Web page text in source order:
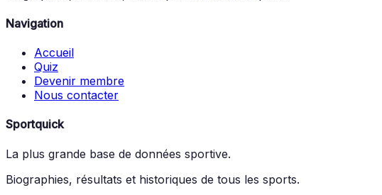
Navigation
Accueil
Quiz
Devenir membre
Nous contacter
Sportquick
La plus grande base de données sportive.
Biographies, résultats et historiques de tous les sports.